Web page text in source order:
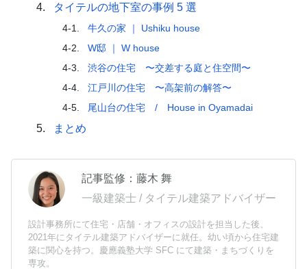
4. タイテルの地下室の事例 5 選
4-1.
牛久の家 ｜ Ushiku house
4-2.
W邸 ｜ W house
4-3.
渋谷の住宅 〜交差する庭と住空間〜
4-4.
江戸川の住宅 〜高架前の解答〜
4-5.
尾山台の住宅 / House in Oyamadai
5. まとめ
記事監修：藤木 舞
一級建築士 / タイテル建築アドバイザー
設計事務所にて住宅・店舗・オフィスの設計を担当した後、
2021年にタイテル建築アドバイザーに就任。幼い頃から住宅建
築に関心を持つ。慶應義塾大学 SFC にて建築・まちづくりを
専攻。